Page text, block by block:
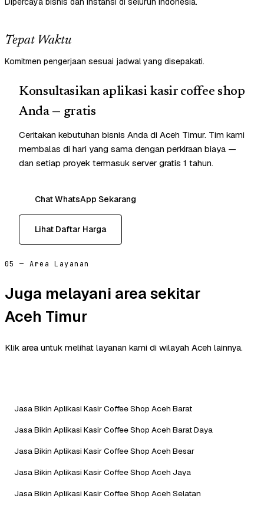
Tepat Waktu
Komitmen pengerjaan sesuai jadwal yang disepakati.
Konsultasikan aplikasi kasir coffee shop
Anda — gratis
Ceritakan kebutuhan bisnis Anda di Aceh Timur. Tim kami
membalas di hari yang sama dengan perkiraan biaya —
dan setiap proyek termasuk server gratis 1 tahun.
Chat WhatsApp Sekarang
Lihat Daftar Harga
05 — Area Layanan
Juga melayani area sekitar
Aceh Timur
Klik area untuk melihat layanan kami di wilayah Aceh lainnya.
Jasa Bikin Aplikasi Kasir Coffee Shop Aceh Barat
Jasa Bikin Aplikasi Kasir Coffee Shop Aceh Barat Daya
Jasa Bikin Aplikasi Kasir Coffee Shop Aceh Besar
Jasa Bikin Aplikasi Kasir Coffee Shop Aceh Jaya
Jasa Bikin Aplikasi Kasir Coffee Shop Aceh Selatan